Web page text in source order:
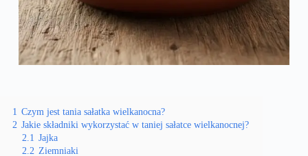
1 Czym jest tania sałatka wielkanocna?
2 Jakie składniki wykorzystać w taniej sałatce wielkanocnej?
2.1 Jajka
2.2 Ziemniaki